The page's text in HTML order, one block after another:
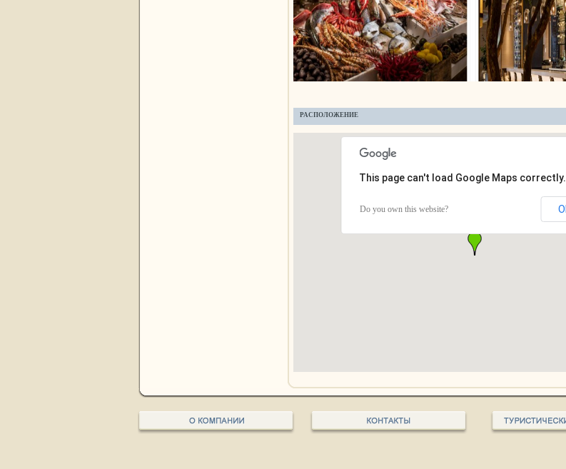
РАСПОЛОЖЕНИЕ
This page can't load Google Maps correctly.
Do you own this website?